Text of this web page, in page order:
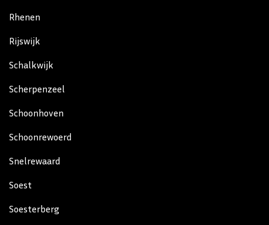
Rhenen
Rijswijk
Schalkwijk
Scherpenzeel
Schoonhoven
Schoonrewoerd
Snelrewaard
Soest
Soesterberg